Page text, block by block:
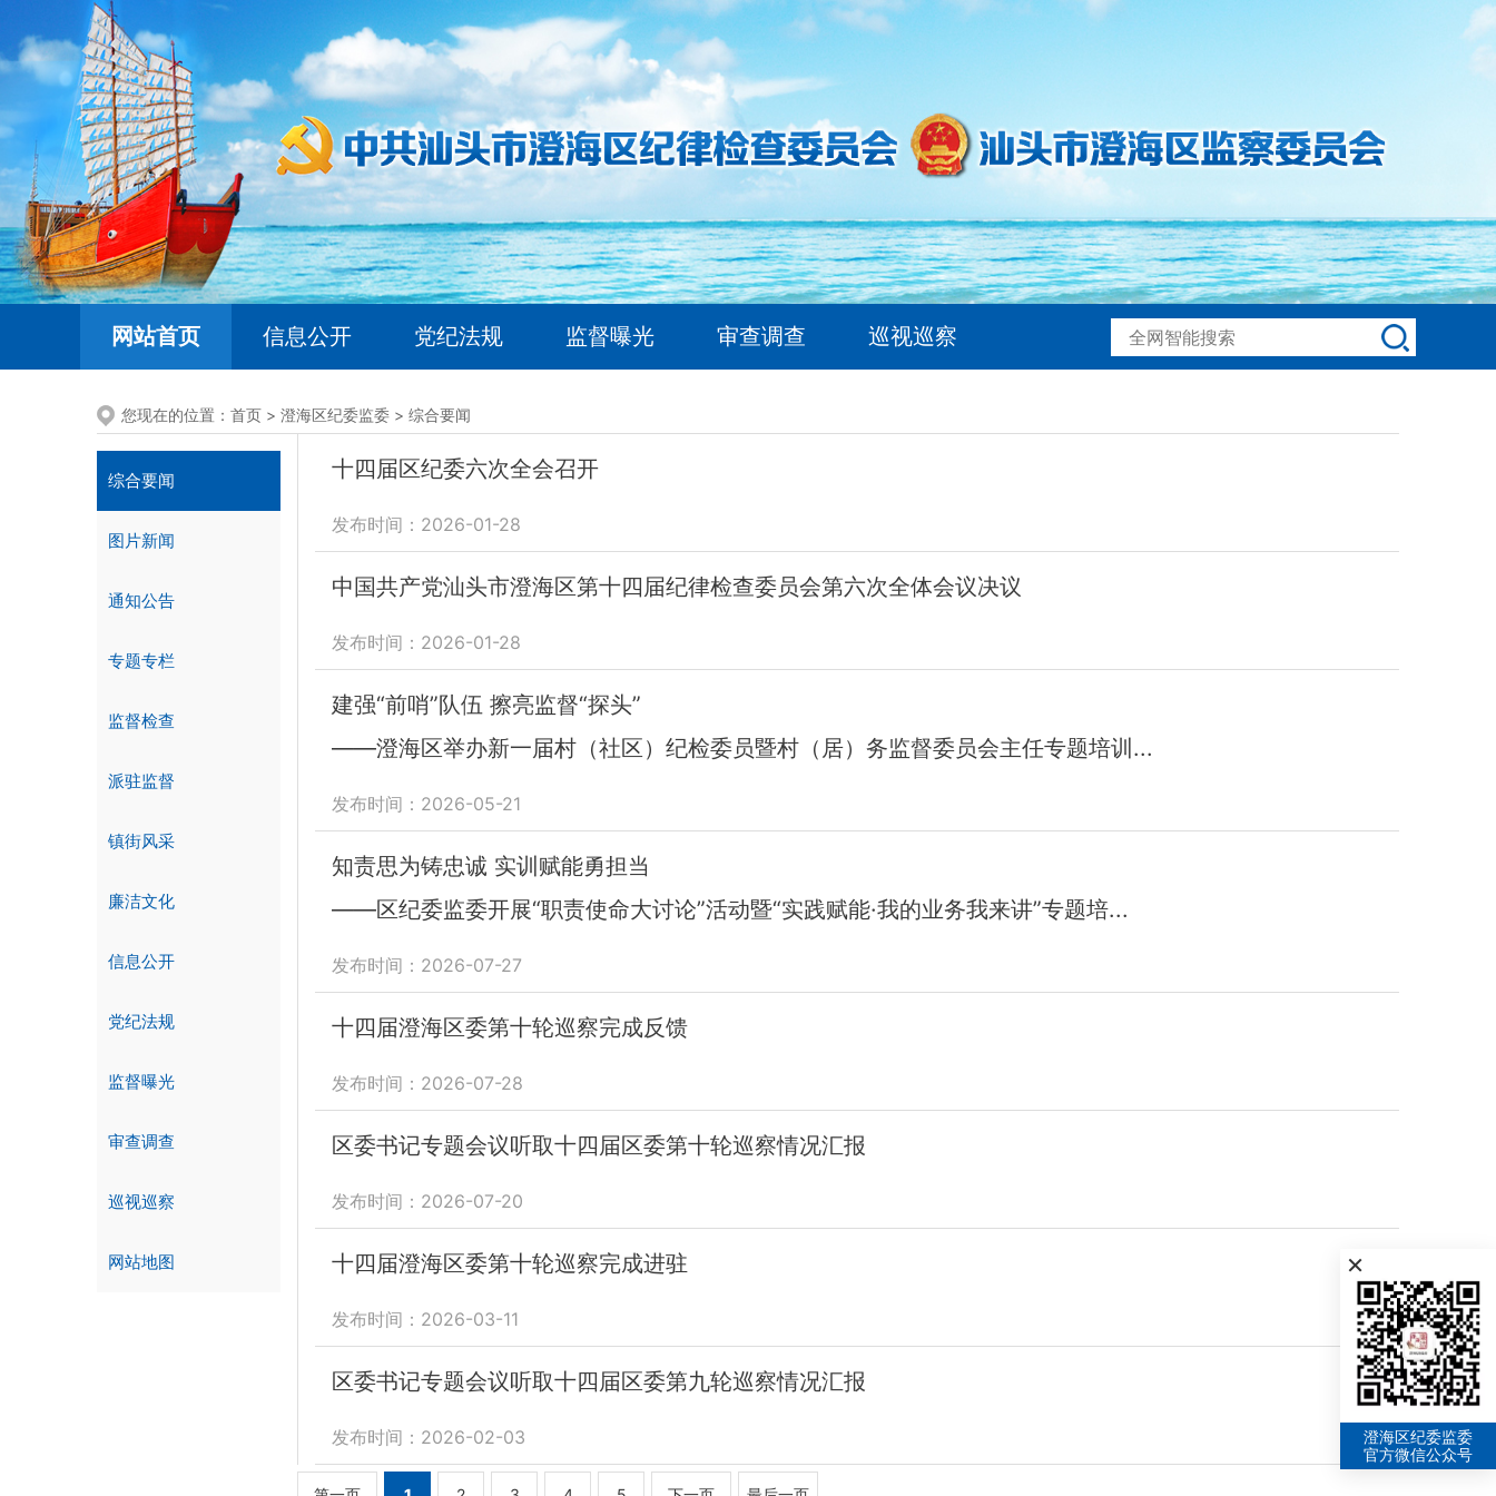
网站首页 信息公开 党纪法规 监督曝光 审查调查 巡视巡察
您现在的位置： 首页 > 澄海区纪委监委 > 综合要闻
十四届区纪委六次全会召开
发布时间：2026-01-28
中国共产党汕头市澄海区第十四届纪律检查委员会第六次全体会议决议
发布时间：2026-01-28
建强“前哨”队伍 擦亮监督“探头”
——澄海区举办新一届村（社区）纪检委员暨村（居）务监督委员会主任专题培训...
发布时间：2026-05-21
知责思为铸忠诚 实训赋能勇担当
——区纪委监委开展“职责使命大讨论”活动暨“实践赋能·我的业务我来讲”专题培...
发布时间：2026-07-27
十四届澄海区委第十轮巡察完成反馈
发布时间：2026-07-28
区委书记专题会议听取十四届区委第十轮巡察情况汇报
发布时间：2026-07-20
十四届澄海区委第十轮巡察完成进驻
发布时间：2026-03-11
区委书记专题会议听取十四届区委第九轮巡察情况汇报
发布时间：2026-02-03
综合要闻
图片新闻
通知公告
专题专栏
监督检查
派驻监督
镇街风采
廉洁文化
信息公开
党纪法规
监督曝光
审查调查
巡视巡察
网站地图 ×
澄海区纪委监委
官方微信公众号